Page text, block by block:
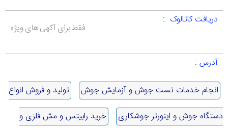
دریافت کاتالوک :
فقط برای آکهی های ویژه
آدرس :
انجام خدمات تست جوش و آزمایش جوش
تولید و فروش انواع
دستگاه جوش و اینورتر جوشکاری
خرید رابیتس و مش فلزی و